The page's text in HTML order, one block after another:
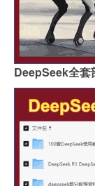
DeepSeek全套